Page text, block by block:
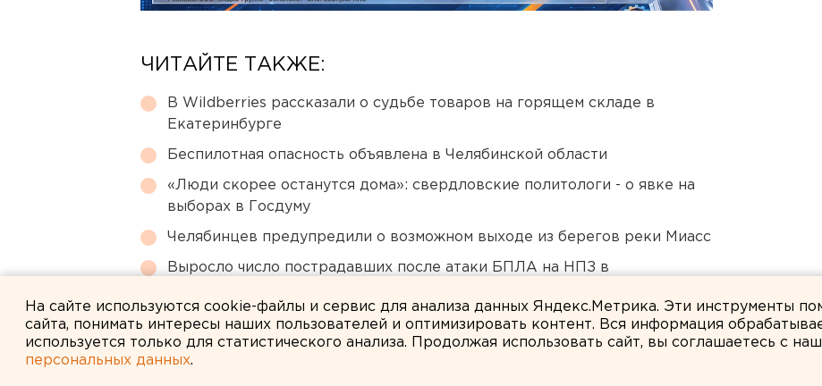
ЧИТАЙТЕ ТАКЖЕ:
В Wildberries рассказали о судьбе товаров на горящем складе в
Екатеринбурге
Беспилотная опасность объявлена в Челябинской области
«Люди скорее останутся дома»: свердловские политологи - о явке на
выборах в Госдуму
Челябинцев предупредили о возможном выходе из берегов реки Миасс
Выросло число пострадавших после атаки БПЛА на НПЗ в
На сайте используются cookie-файлы и сервис для анализа данных Яндекс.Метрика. Эти инструменты
сайта, понимать интересы наших пользователей и оптимизировать контент. Вся информация
используется только для статистического анализа. Продолжая использовать сайт, вы соглашаетесь с
персональных данных.